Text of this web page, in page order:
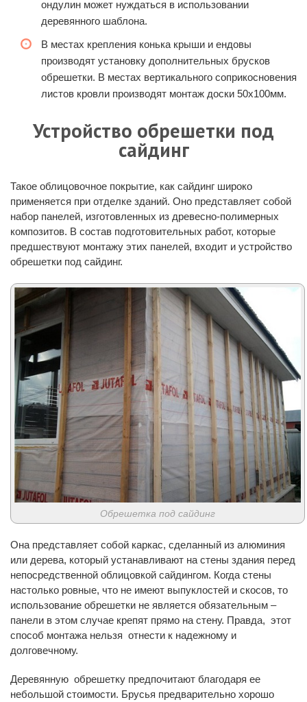
ондулин может нуждаться в использовании
деревянного шаблона.
В местах крепления конька крыши и ендовы
производят установку дополнительных брусков
обрешетки. В местах вертикального соприкосновения
листов кровли производят монтаж доски 50х100мм.
Устройство обрешетки под
сайдинг
Такое облицовочное покрытие, как сайдинг широко
применяется при отделке зданий. Оно представляет собой
набор панелей, изготовленных из древесно-полимерных
композитов. В состав подготовительных работ, которые
предшествуют монтажу этих панелей, входит и устройство
обрешетки под сайдинг.
Обрешетка под сайдинг
Она представляет собой каркас, сделанный из алюминия
или дерева, который устанавливают на стены здания перед
непосредственной облицовкой сайдингом. Когда стены
настолько ровные, что не имеют выпуклостей и скосов, то
использование обрешетки не является обязательным –
панели в этом случае крепят прямо на стену. Правда, этот
способ монтажа нельзя отнести к надежному и
долговечному.
Деревянную обрешетку предпочитают благодаря ее
небольшой стоимости. Брусья предварительно хорошо